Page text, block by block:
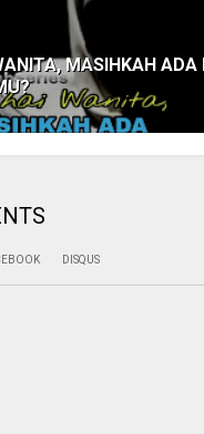
MASIHKAH ADA
DISQUS